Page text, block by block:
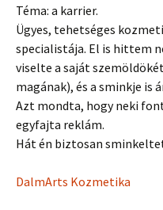
Téma: a karrier.
Ügyes, tehetséges
specialistája. El is hittem
viselte a saját
magának), és a sminkje is
Azt mondta, hogy neki
egyfajta reklám.
Hát én biztosan
DalmArts Kozmetika